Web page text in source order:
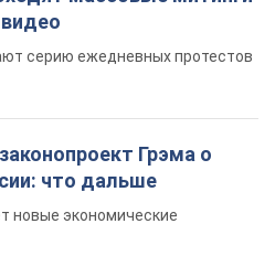
серию ежедневных протестов
Грэма о
что дальше
новые экономические